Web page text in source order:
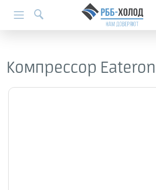
Компрессор Eateron